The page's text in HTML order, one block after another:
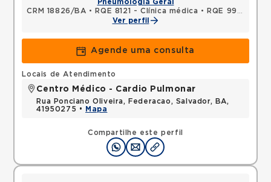
Pneumologia Geral
CRM 18826/BA • RQE 8121 - Clínica médica •
RQE 9974 - Pneumologia
Ver perfil
Agende uma consulta
Compartilhe este perfil
Locais de Atendimento
Centro Médico - Cardio Pulmonar
Rua Ponciano Oliveira, Federacao, Salvador, BA,
41950275 •
Mapa